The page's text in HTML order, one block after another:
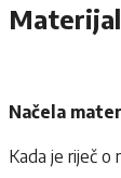
Načela
Kada je riječ o